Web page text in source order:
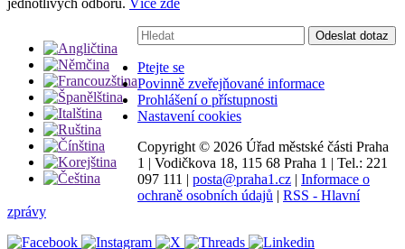
Vyhledávání:
Odeslat dotaz
Ptejte se
Povinně zveřejňované informace
Prohlášení o přístupnosti
Nastavení cookies
Copyright © 2026 Úřad městské části Praha
1 | Vodičkova 18, 115 68 Praha 1 | Tel.: 221
097 111 | posta@praha1.cz | Informace o
ochraně osobních údajů | RSS - Hlavní
zprávy